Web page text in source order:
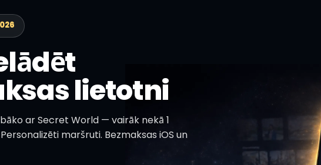
lietotni
ar Secret World — vairāk nekā 1
maršruti. Bezmaksas iOS un